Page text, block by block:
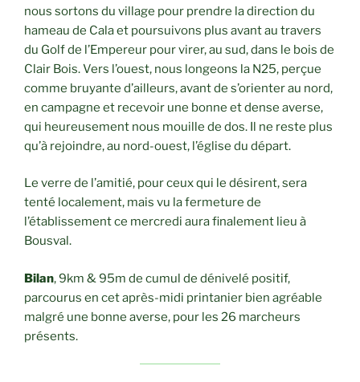
nous sortons du village pour prendre la direction du
hameau de Cala et poursuivons plus avant au travers
du Golf de l’Empereur pour virer, au sud, dans le bois de
Clair Bois. Vers l’ouest, nous longeons la N25, perçue
comme bruyante d’ailleurs, avant de s’orienter au nord,
en campagne et recevoir une bonne et dense averse,
qui heureusement nous mouille de dos. Il ne reste plus
qu’à rejoindre, au nord-ouest, l’église du départ.
Le verre de l’amitié, pour ceux qui le désirent, sera
tenté localement, mais vu la fermeture de
l’établissement ce mercredi aura finalement lieu à
Bousval.
Bilan, 9km & 95m de cumul de dénivelé positif,
parcourus en cet après-midi printanier bien agréable
malgré une bonne averse, pour les 26 marcheurs
présents.